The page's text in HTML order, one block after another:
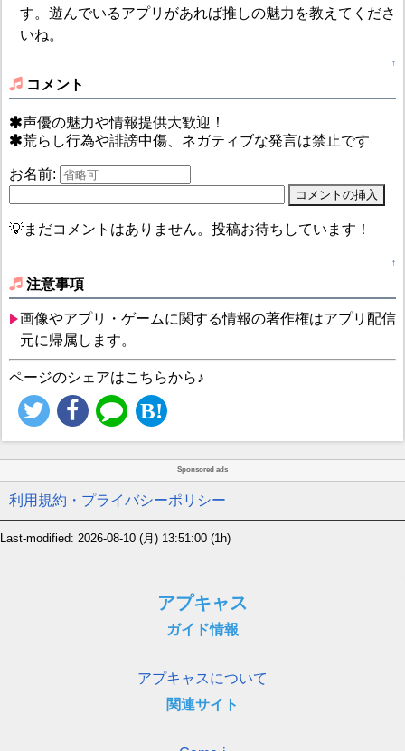
す。遊んでいるアプリがあれば推しの魅力を教えてくださ
いね。
↑
コメント
声優の魅力や情報提供大歓迎！
荒らし行為や誹謗中傷、ネガティブな発言は禁止です
お名前:
💡まだコメントはありません。投稿お待ちしています！
↑
注意事項
画像やアプリ・ゲームに関する情報の著作権はアプリ配信
元に帰属します。
ページのシェアはこちらから♪
Sponsored ads
利用規約・プライバシーポリシー
Last-modified: 2026-08-10 (月) 13:51:00 (1h)
アプキャス
ガイド情報
アプキャスについて
関連サイト